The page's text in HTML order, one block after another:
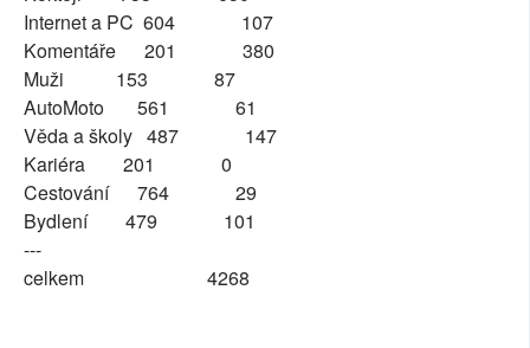
Internet a PC 604 107
Komentáře 201 380
Muži 153 87
AutoMoto 561 61
Věda a školy 487 147
Kariéra 201 0
Cestování 764 29
Bydlení 479 101
---
celkem 4268